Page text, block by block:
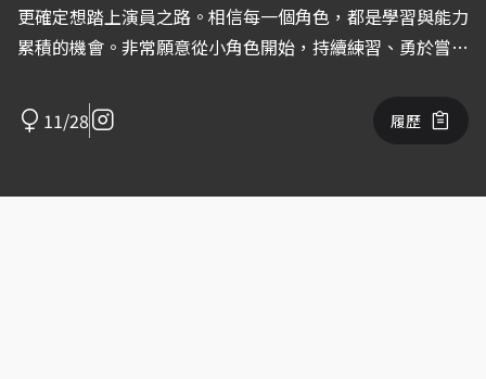
更確定想踏上演員之路。相信每一個角色，都是學習與能力
累積的機會。非常願意從小角色開始，持續練習、勇於嘗
11/28
履歷